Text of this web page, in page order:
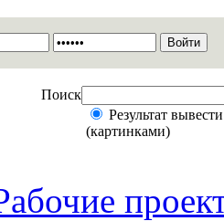
Поиск
Результат
(картинками)